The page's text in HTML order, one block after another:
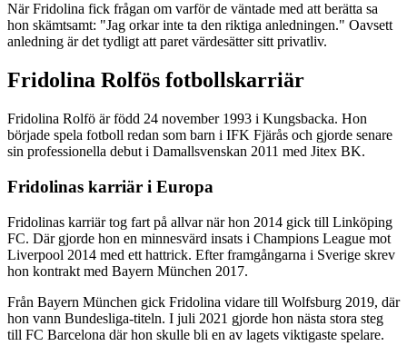
När Fridolina fick frågan om varför de väntade med att berätta sa
hon skämtsamt: "Jag orkar inte ta den riktiga anledningen." Oavsett
anledning är det tydligt att paret värdesätter sitt privatliv.
Fridolina Rolfös fotbollskarriär
Fridolina Rolfö är född 24 november 1993 i Kungsbacka. Hon
började spela fotboll redan som barn i IFK Fjärås och gjorde senare
sin professionella debut i Damallsvenskan 2011 med Jitex BK.
Fridolinas karriär i Europa
Fridolinas karriär tog fart på allvar när hon 2014 gick till Linköping
FC. Där gjorde hon en minnesvärd insats i Champions League mot
Liverpool 2014 med ett hattrick. Efter framgångarna i Sverige skrev
hon kontrakt med Bayern München 2017.
Från Bayern München gick Fridolina vidare till Wolfsburg 2019, där
hon vann Bundesliga-titeln. I juli 2021 gjorde hon nästa stora steg
till FC Barcelona där hon skulle bli en av lagets viktigaste spelare.